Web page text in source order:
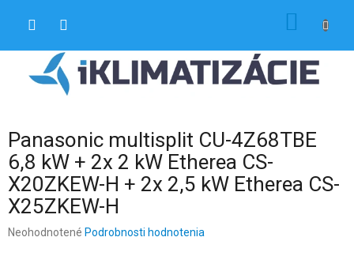
Panasonic multisplit CU-4Z68TBE
6,8 kW + 2x 2 kW Etherea CS-
X20ZKEW-H + 2x 2,5 kW Etherea CS-
X25ZKEW-H
Priemerné
Neohodnotené Podrobnosti hodnotenia